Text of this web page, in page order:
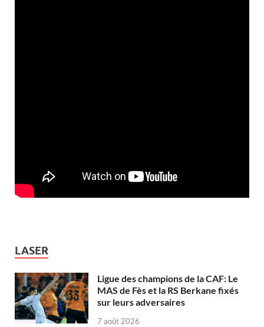
LASER
Ligue des champions de la CAF: Le
MAS de Fès et la RS Berkane fixés
sur leurs adversaires
7 août 2026